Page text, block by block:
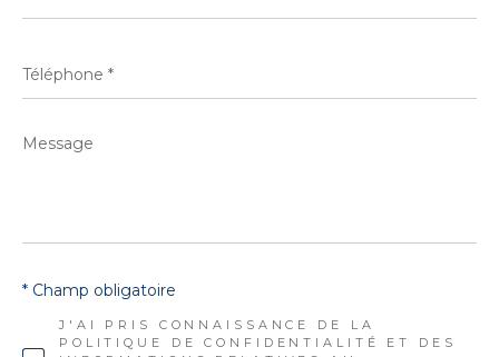
*
Message
*
J'AI PRIS CONNAISSANCE DE LA
POLITIQUE DE CONFIDENTIALITÉ ET DES
* Champ obligatoire